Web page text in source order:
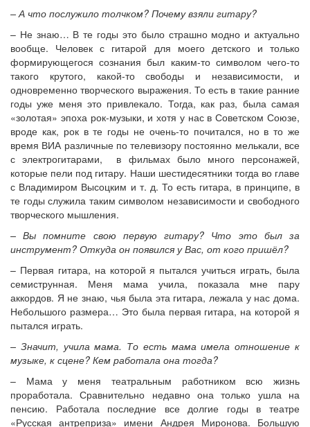
– А что послужило толчком? Почему взяли гитару?
– Не знаю… В те годы это было страшно модно и актуально
вообще. Человек с гитарой для моего детского и только
формирующегося сознания был каким-то символом чего-то
такого крутого, какой-то свободы и независимости, и
одновременно творческого выражения. То есть в такие ранние
годы уже меня это привлекало. Тогда, как раз, была самая
«золотая» эпоха рок-музыки, и хотя у нас в Советском Союзе,
вроде как, рок в те годы не очень-то почитался, но в то же
время ВИА различные по телевизору постоянно мелькали, все
с электрогитарами, в фильмах было много персонажей,
которые пели под гитару. Наши шестидесятники тогда во главе
с Владимиром Высоцким и т. д. То есть гитара, в принципе, в
те годы служила таким символом независимости и свободного
творческого мышления.
– Вы помните свою первую гитару? Что это был за
инструмент? Откуда он появился у Вас, от кого пришёл?
– Первая гитара, на которой я пытался учиться играть, была
семиструнная. Меня мама учила, показала мне пару
аккордов. Я не знаю, чья была эта гитара, лежала у нас дома.
Небольшого размера… Это была первая гитара, на которой я
пытался играть.
– Значит, учила мама. То есть мама имела отношение к
музыке, к сцене? Кем работала она тогда?
– Мама у меня театральным работником всю жизнь
проработала. Сравнительно недавно она только ушла на
пенсию. Работала последние все долгие годы в театре
«Русская антреприза» имени Андрея Миронова. Большую